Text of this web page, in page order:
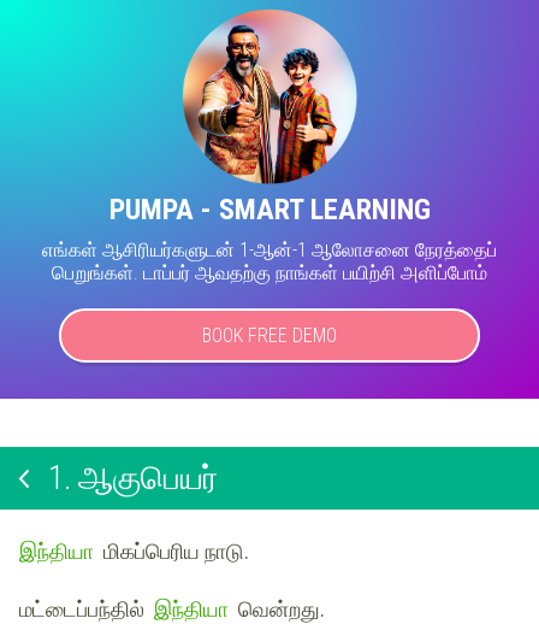
PUMPA - SMART LEARNING
எங்கள் ஆசிரியர்களுடன் 1-ஆன்-1 ஆலோசனை நேரத்தைப்
பெறுங்கள். டாப்பர் ஆவதற்கு நாங்கள் பயிற்சி அளிப்போம்
BOOK FREE DEMO
1. ஆகுபெயர்
இந்தியா மிகப்பெரிய நாடு.
மட்டைப்பந்தில் இந்தியா வென்றது.